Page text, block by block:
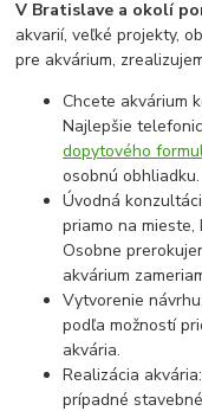
V Bratislave a okolí
akvarií, veľké projekty,
pre akvárium,
Chcete akvárium
Najlepšie
dopytového
osobnú obhliadku.
Úvodná
priamo na
Osobne
akvárium
Vytvorenie
podľa možností
akvária.
Realizácia
prípadné